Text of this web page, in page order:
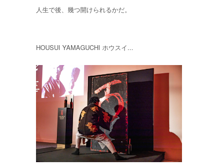
人生で後、幾つ開けられるかだ。
HOUSUI YAMAGUCHI ホウスイ...